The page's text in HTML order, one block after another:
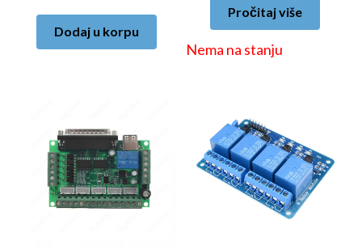
Dodaj u korpu
Pročitaj više
Nema na stanju